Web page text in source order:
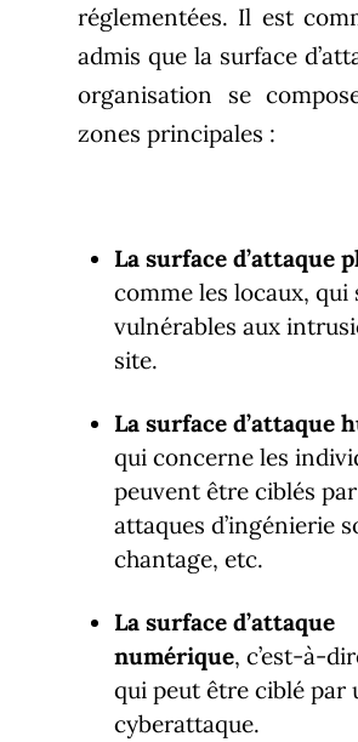
réglementées. Il est
admis que la surface
organisation se
zones principales :
La surface d’attaque
comme les locaux, qui
vulnérables aux
site.
La surface d’attaque
qui concerne les
peuvent être ciblés
attaques d’ingénierie
chantage, etc.
La surface d’attaque
numérique, c’est-à-
qui peut être ciblé par
cyberattaque.